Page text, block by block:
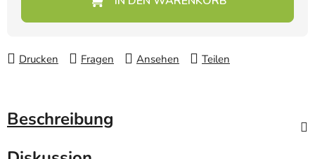
Drucken Fragen Ansehen Teilen
Beschreibung